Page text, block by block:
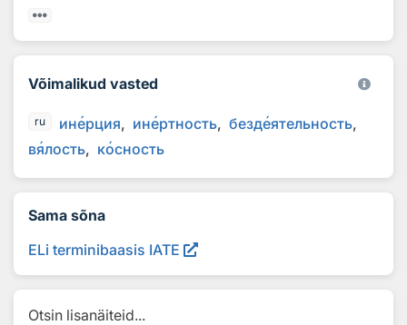
Võimalikud vasted
ru инерция инертность бездеятельность
вялость косность
Sama sõna
ELi terminibaasis IATE
Otsin lisanäiteid...